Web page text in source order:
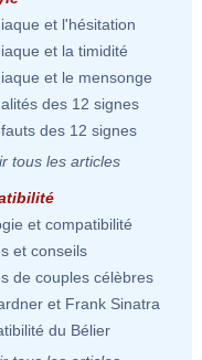
et l'hésitation
et la timidité
et le mensonge
des 12 signes
des 12 signes
tous les articles
et compatibilité
et conseils
de couples célèbres
et Frank Sinatra
du Bélier